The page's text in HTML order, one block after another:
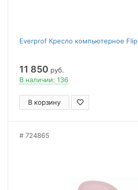
Everprof Кресло компьютерное Flip
11 850 руб.
В наличии: 136
В корзину
724865